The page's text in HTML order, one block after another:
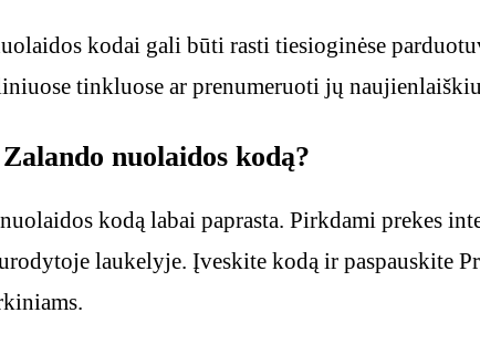
kodai gali būti rasti tiesioginėse
tinkluose ar prenumeruoti jų
nuolaidos kodą?
kodą labai paprasta. Pirkdami prekes
laukelyje. Įveskite kodą ir paspauskite